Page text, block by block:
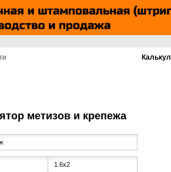
метизов и крепежа